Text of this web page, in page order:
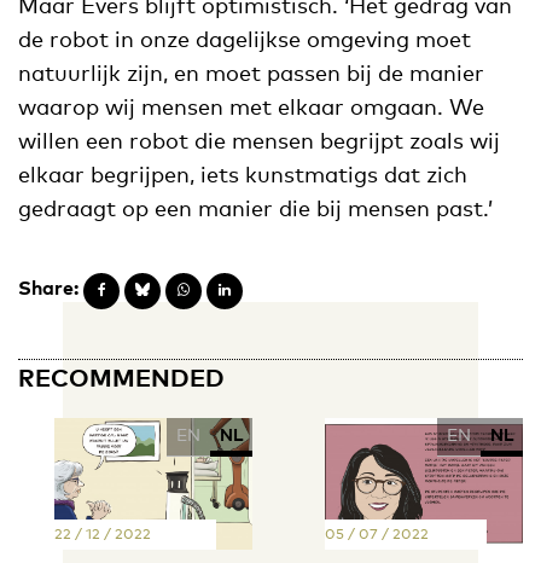
de robot in onze dagelijkse omgeving moet
natuurlijk zijn, en moet passen bij de manier
waarop wij mensen met elkaar omgaan. We
willen een robot die mensen begrijpt zoals wij
elkaar begrijpen, iets kunstmatigs dat zich
gedraagt op een manier die bij mensen past.’
Share:
RECOMMENDED
EN NL
22 / 12 / 2022
EN NL
05 / 07 / 2022